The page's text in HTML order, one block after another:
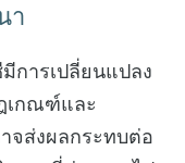
า
ารเปลี่ยนแปลง
เกณฑ์และ
จส่งผลกระทบต่อ